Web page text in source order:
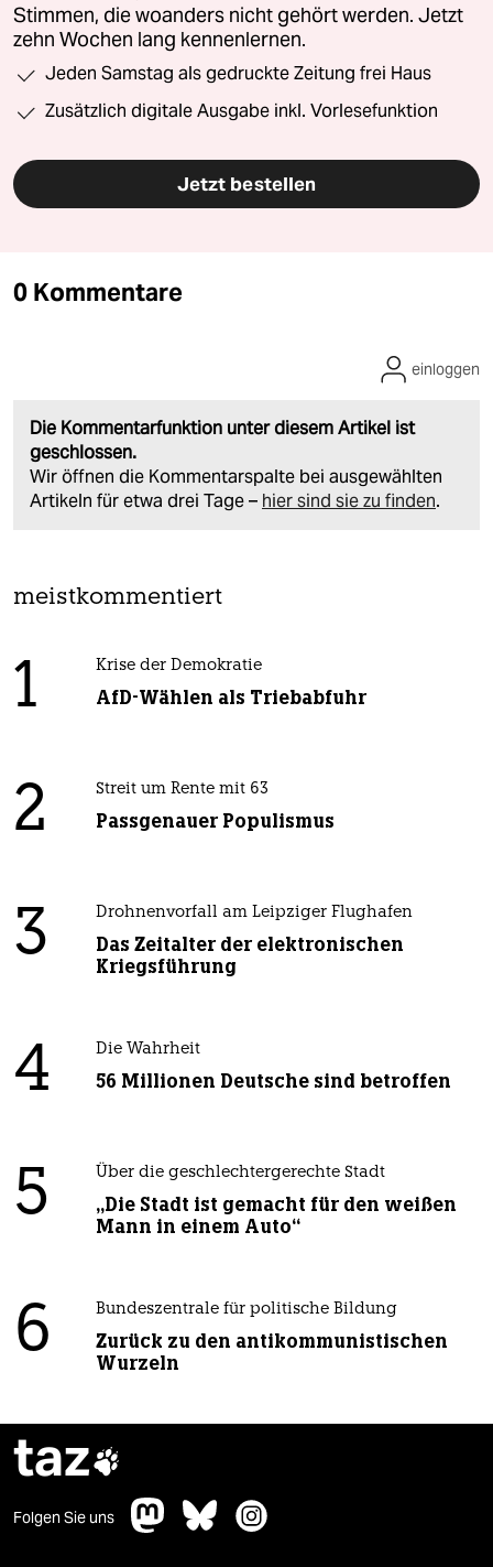
Stimmen, die woanders nicht gehört werden. Jetzt
zehn Wochen lang kennenlernen.
Jeden Samstag als gedruckte Zeitung frei Haus
Zusätzlich digitale Ausgabe inkl. Vorlesefunktion
Jetzt bestellen
0 Kommentare
Die Kommentarfunktion unter diesem Artikel ist
geschlossen.
Wir öffnen die Kommentarspalte bei ausgewählten
Artikeln für etwa drei Tage – hier sind sie zu finden.
einloggen
meistkommentiert
1 Krise der Demokratie
AfD-Wählen als Triebabfuhr
2 Streit um Rente mit 63
Passgenauer Populismus
3 Drohnenvorfall am Leipziger Flughafen
Das Zeitalter der elektronischen
Kriegsführung
4 Die Wahrheit
56 Millionen Deutsche sind betroffen
5 Über die geschlechtergerechte Stadt
„Die Stadt ist gemacht für den weißen
Mann in einem Auto“
6 Bundeszentrale für politische Bildung
Zurück zu den antikommunistischen
Wurzeln
taz
Folgen Sie uns